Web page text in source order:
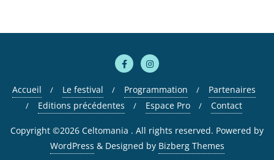
Accueil Le festival Programmation
Partenaires
Editions précédentes
Espace Pro Contact
Copyright ©2026 Celtomania . All rights reserved. Powered by
WordPress & Designed by Bizberg Themes